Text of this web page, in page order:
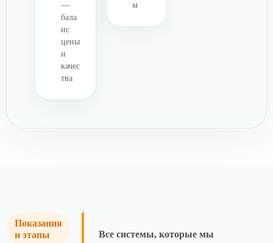
—
бала
нс
цены
и
качес
тва
м
Показания
и этапы
Все системы, которые мы